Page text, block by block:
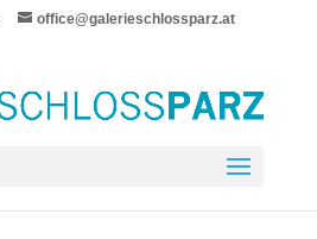
office@galerieschlossparz.at